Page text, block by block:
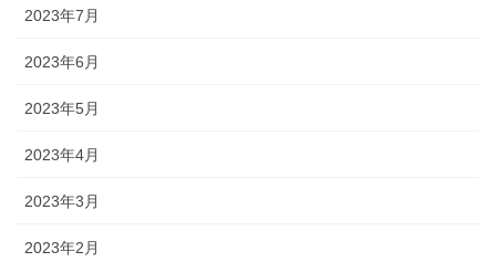
2023年7月
2023年6月
2023年5月
2023年4月
2023年3月
2023年2月